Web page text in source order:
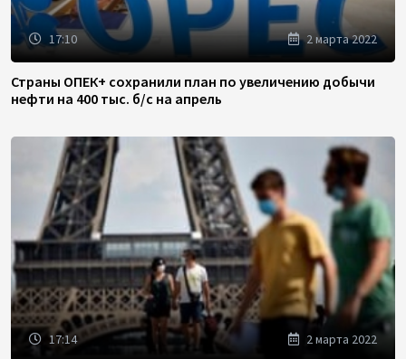
17:10 2 марта 2022
Страны ОПЕК+ сохранили план по увеличению добычи
нефти на 400 тыс. б/с на апрель
17:14 2 марта 2022